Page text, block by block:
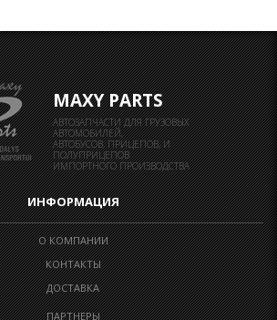
MAXY PARTS
АВТОЗАПЧАСТИ ДЛЯ ГРУЗОВЫХ
АВТОМОБИЛЕЙ,
АВТОБУСОВ, ПРИЦЕПОВ, И
ПОЛУПРИЦЕПОВ
ИМПОРТНОГО ПРОИЗВОДСТВА
ИНФОРМАЦИЯ
О КОМПАНИИ
КОНТАКТЫ
ДОСТАВКА
ПАРТНЕРЫ